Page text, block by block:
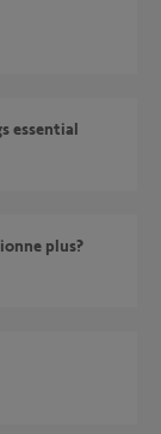
essential
plus?